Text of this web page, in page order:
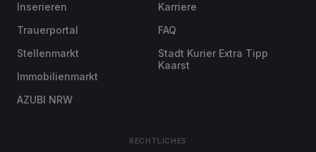
Inserieren
Trauerportal
Stellenmarkt
Immobilienmarkt
AZUBI NRW
Karriere
FAQ
Stadt Kurier Extra Tipp
Kaarst
RECHTLICHES